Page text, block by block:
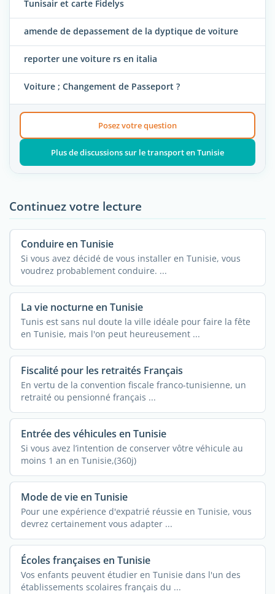
Tunisair et carte Fidelys
amende de depassement de la dyptique de voiture
reporter une voiture rs en italia
Voiture ; Changement de Passeport ?
Posez votre question
Plus de discussions sur le transport en Tunisie
Continuez votre lecture
Conduire en Tunisie
Si vous avez décidé de vous installer en Tunisie, vous
voudrez probablement conduire. ...
La vie nocturne en Tunisie
Tunis est sans nul doute la ville idéale pour faire la fête
en Tunisie, mais l'on peut heureusement ...
Fiscalité pour les retraités Français
En vertu de la convention fiscale franco-tunisienne, un
retraité ou pensionné français ...
Entrée des véhicules en Tunisie
Si vous avez l’intention de conserver vôtre véhicule au
moins 1 an en Tunisie,(360j)
Mode de vie en Tunisie
Pour une expérience d'expatrié réussie en Tunisie, vous
devrez certainement vous adapter ...
Écoles françaises en Tunisie
Vos enfants peuvent étudier en Tunisie dans l'un des
établissements scolaires français du ...